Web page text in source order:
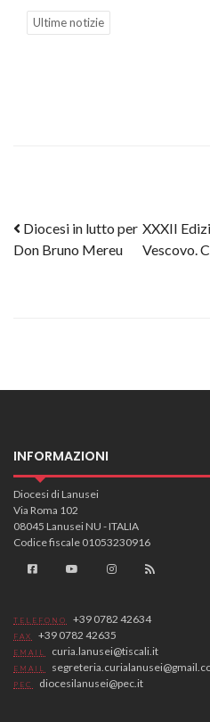
Ultime notizie
Post navigation
Diocesi in lutto per
Don Bruno Mereu
XXXII
Vescovo.
INFORMAZIONI
Diocesi di Lanusei
Via Roma 102
08045 Lanusei NU - ITALIA
Codice fiscale 01053230916
TELEFONO +39 0782 42634
FAX +39 0782 42635
EMAIL curia.lanusei@tiscali.it
EMAIL
PEC diocesilanusei@pec.it